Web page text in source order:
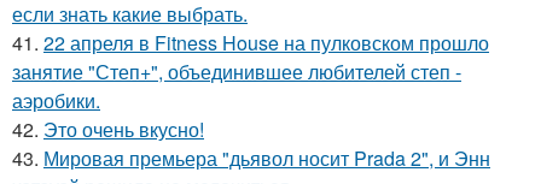
если знать какие выбрать.
41. 22 апреля в Fitness House на пулковском прошло
занятие "Степ+", объединившее любителей степ -
аэробики.
42. Это очень вкусно!
43. Мировая премьера "дьявол носит Prada 2", и Энн